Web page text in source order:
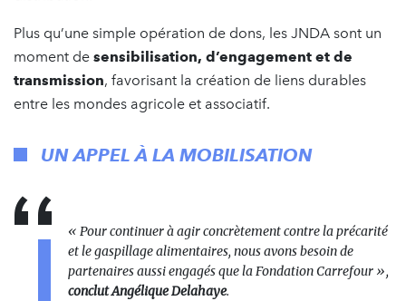
Plus qu’une simple opération de dons, les JNDA sont un
moment de sensibilisation, d’engagement et de
transmission, favorisant la création de liens durables
entre les mondes agricole et associatif.
UN APPEL À LA MOBILISATION
« Pour continuer à agir concrètement contre la précarité
et le gaspillage alimentaires, nous avons besoin de
partenaires aussi engagés que la Fondation Carrefour »,
conclut Angélique Delahaye.